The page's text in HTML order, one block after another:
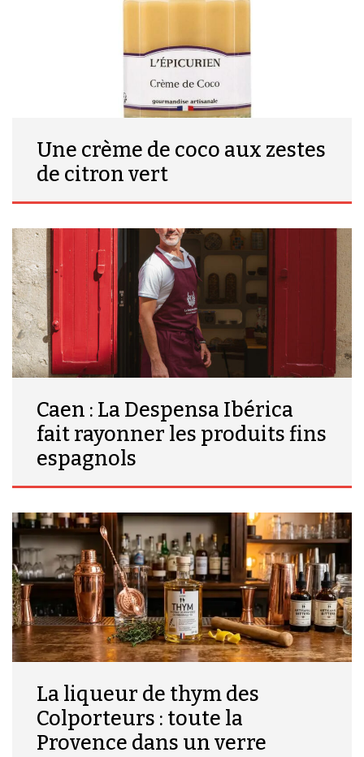
Une crème de coco aux zestes
de citron vert
Caen : La Despensa Ibérica
fait rayonner les produits fins
espagnols
La liqueur de thym des
Colporteurs : toute la
Provence dans un verre